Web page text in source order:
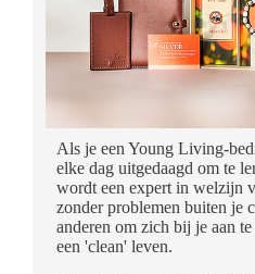
Als je een Young Living-
elke dag uitgedaagd om te
wordt een expert in welzijn
zonder problemen buiten je
anderen om zich bij je aan
een 'clean' leven.